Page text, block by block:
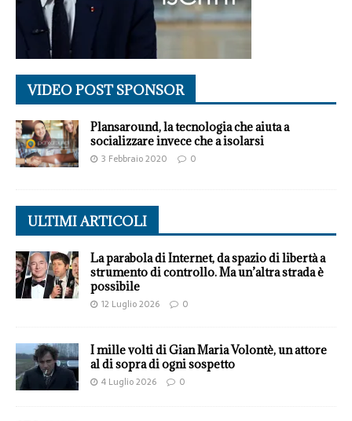
VIDEO POST SPONSOR
Plansaround, la tecnologia che aiuta a
socializzare invece che a isolarsi
3 Febbraio 2020 0
ULTIMI ARTICOLI
La parabola di Internet, da spazio di libertà a
strumento di controllo. Ma un’altra strada è
possibile
12 Luglio 2026 0
I mille volti di Gian Maria Volontè, un attore
al di sopra di ogni sospetto
4 Luglio 2026 0